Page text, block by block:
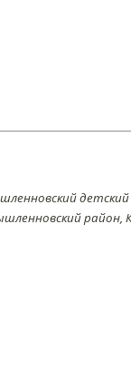
детский
район,